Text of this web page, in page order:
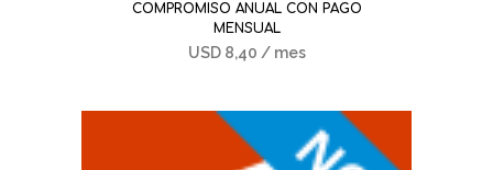
COMPROMISO ANUAL CON PAGO
MENSUAL
USD 8,40 / mes